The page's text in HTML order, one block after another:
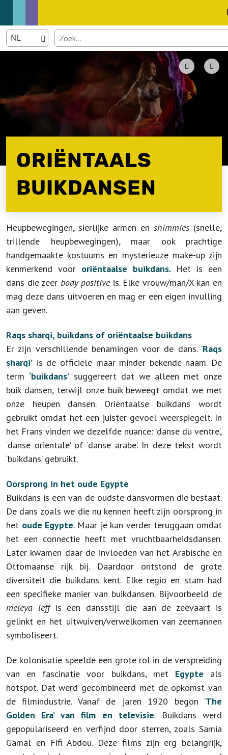
ORIËNTAALS
BUIKDANSEN
Heupbewegingen, sierlijke armen en shimmies (snelle,
trillende heupbewegingen), maar ook prachtige
handgemaakte kostuums en mysterieuze make-up zijn
kenmerkend voor oriëntaalse buikdans.Het is een
dans die zeer body positiveis. Elke vrouw/man/X kan en
mag deze dans uitvoeren en mag er een eigen invulling
aan geven.
Raqs sharqi, buikdans of oriëntaalse buikdans
Er zijn verschillende benamingen voor de dans. ‘Raqs
sharqi’ is de officiële maar minder bekende naam. De
term ‘buikdans’ suggereert dat we alleen met onze
buik dansen, terwijl onze buik beweegt omdat we met
onze heupen dansen. Oriëntaalse buikdans wordt
gebruikt omdat het een juister gevoel weerspiegelt. In
het Frans vinden we dezelfde nuance: ‘danse du ventre’,
‘danse orientale’ of ‘danse arabe’. In deze tekst wordt
‘buikdans’ gebruikt.
Oorsprong in het oude Egypte
Buikdans is een van de oudste dansvormen die bestaat.
De dans zoals we die nu kennen heeft zijn oorsprong in
het oude Egypte. Maar je kan verder teruggaan omdat
het een connectie heeft met vruchtbaarheidsdansen.
Later kwamen daar de invloeden van het Arabische en
Ottomaanse rijk bij. Daardoor ontstond de grote
diversiteit die buikdans kent. Elke regio en stam had
een specifieke manier van buikdansen. Bijvoorbeeld de
meleya leffis een dansstijl die aan de zeevaart is
gelinkt en het uitwuiven/verwelkomen van zeemannen
symboliseert.
De kolonisatie speelde een grote rol in de verspreiding
van en fascinatie voor buikdans, met Egypte als
hotspot. Dat werd gecombineerd met de opkomst van
de filmindustrie. Vanaf de jaren 1920 begon ‘The
Golden Era’ van film en televisie. Buikdans werd
gepopulariseerd en verfijnd door sterren, zoals Samia
Gamal en Fifi Abdou. Deze films zijn erg belangrijk,